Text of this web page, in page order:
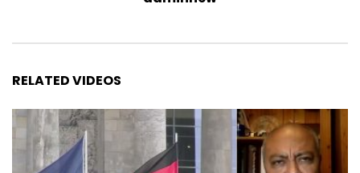
RELATED VIDEOS